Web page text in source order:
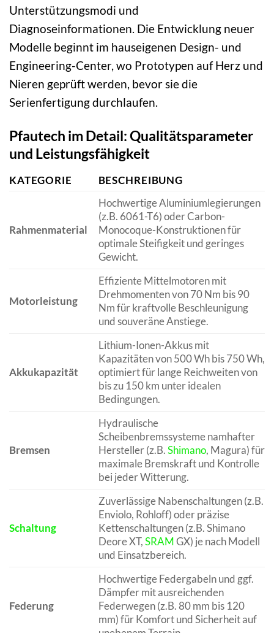
Unterstützungsmodi und
Diagnoseinformationen. Die Entwicklung neuer
Modelle beginnt im hauseigenen Design- und
Engineering-Center, wo Prototypen auf Herz und
Nieren geprüft werden, bevor sie die
Serienfertigung durchlaufen.
Pfautech im Detail: Qualitätsparameter
und Leistungsfähigkeit
KATEGORIE BESCHREIBUNG
Rahmenmaterial
Hochwertige Aluminiumlegierungen
(z.B. 6061-T6) oder Carbon-
Monocoque-Konstruktionen für
optimale Steifigkeit und geringes
Gewicht.
Motorleistung
Effiziente Mittelmotoren mit
Drehmomenten von 70 Nm bis 90
Nm für kraftvolle Beschleunigung
und souveräne Anstiege.
Akkukapazität
Lithium-Ionen-Akkus mit
Kapazitäten von 500 Wh bis 750 Wh,
optimiert für lange Reichweiten von
bis zu 150 km unter idealen
Bedingungen.
Bremsen
Hydraulische
Scheibenbremssysteme namhafter
Hersteller (z.B.Shimano, Magura) für
maximale Bremskraft und Kontrolle
bei jeder Witterung.
Schaltung
Zuverlässige Nabenschaltungen (z.B.
Enviolo, Rohloff) oder präzise
Kettenschaltungen (z.B. Shimano
Deore XT,SRAMGX) je nach Modell
und Einsatzbereich.
Federung
Hochwertige Federgabeln und ggf.
Dämpfer mit ausreichenden
Federwegen (z.B. 80 mm bis 120
mm) für Komfort und Sicherheit auf